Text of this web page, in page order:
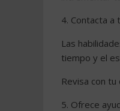
4. Contacta a
Las
tiempo y el
Revisa con
5. Ofrece